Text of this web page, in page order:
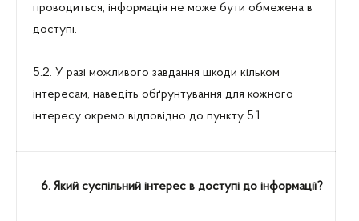
проводиться, інформація не може бути обмежена в
доступі.
5.2. У разі можливого завдання шкоди кільком
інтересам, наведіть обґрунтування для кожного
інтересу окремо відповідно до пункту 5.1.
6. Який суспільний інтерес в доступі до інформації?